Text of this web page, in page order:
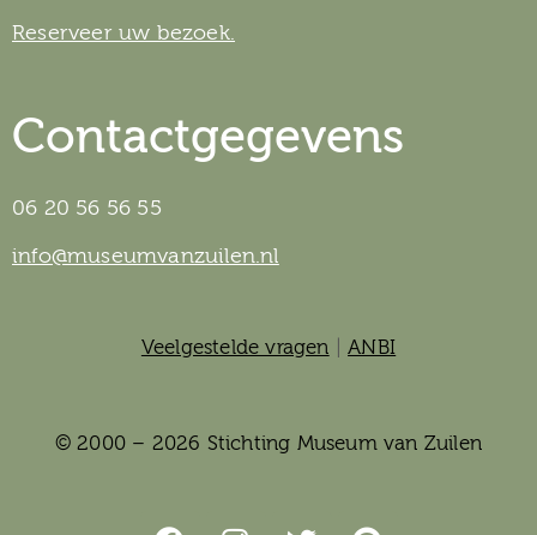
Reserveer uw bezoek.
Contactgegevens
06 20 56 56 55
info@museumvanzuilen.nl
Veelgestelde vragen |ANBI
© 2000 – 2026 Stichting Museum van Zuilen